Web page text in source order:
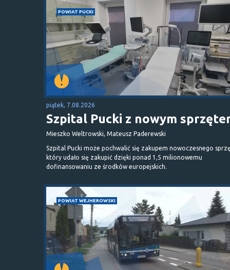
POWIAT PUCKI
piątek, 7.08.2026
Szpital Pucki z nowym
Mieszko Weltrowski, Mateusz Paderewski
Szpital Pucki może pochwalić się zakupem nowoczesnego
który udało się zakupić dzięki ponad 1,5 milionowemu
dofinansowaniu ze środków europejskich.
POWIAT WEJHEROWSKI